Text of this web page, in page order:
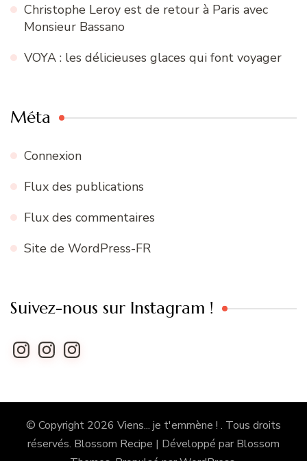
Christophe Leroy est de retour à Paris avec
Monsieur Bassano
VOYA : les délicieuses glaces qui font voyager
Méta
Connexion
Flux des publications
Flux des commentaires
Site de WordPress-FR
Suivez-nous sur Instagram !
Instagram
InstagramInstagram
© Copyright 2026 Viens... je t'emmène ! . Tous droits
réservés. Blossom Recipe | Développé par Blossom